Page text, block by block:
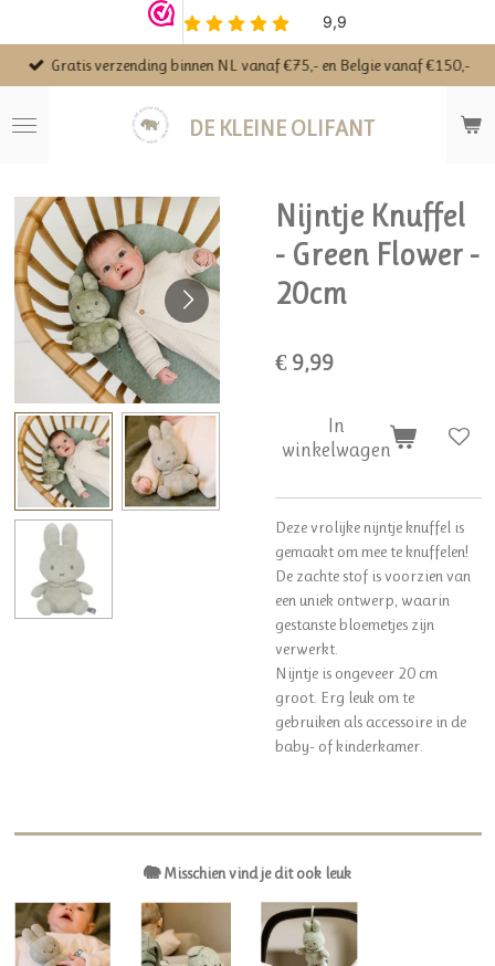
direct
naar
hoofdinhoud
DE KLEINE OLIFANT
Gratis verzending binnen NL vanaf €75,- en Belgie vanaf €150,-
Nijntje Knuffel
- Green Flower -
20cm
€ 9,99
In
winkelwagen
Deze vrolijke nijntje knuffel is
gemaakt om mee te knuffelen!
De zachte stof is voorzien van
een uniek ontwerp, waarin
gestanste bloemetjes zijn
verwerkt.
Nijntje is ongeveer 20 cm
groot. Erg leuk om te
gebruiken als accessoire in de
baby- of kinderkamer.
🐘 Misschien vind je dit ook leuk